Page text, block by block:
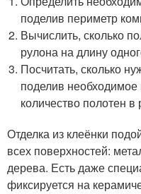
поделив периметр
Вычислить, сколько
рулона на длину
Посчитать, сколько
поделив необходимое
количество полотен в
Отделка из клеёнки
всех поверхностей:
дерева. Есть даже
фиксируется на